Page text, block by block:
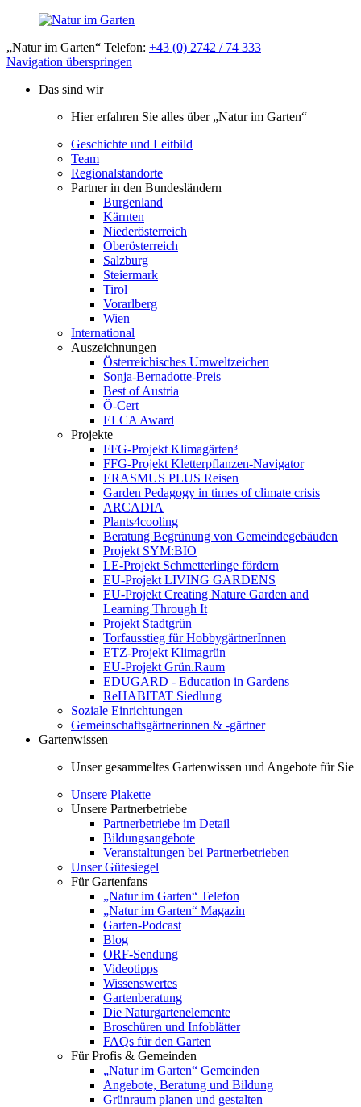
„Natur im Garten“ Telefon: +43 (0) 2742 / 74 333
Navigation überspringen
Das sind wir
Hier erfahren Sie alles über „Natur im Garten“
Geschichte und Leitbild
Team
Regionalstandorte
Partner in den Bundesländern
Burgenland
Kärnten
Niederösterreich
Oberösterreich
Salzburg
Steiermark
Tirol
Vorarlberg
Wien
International
Auszeichnungen
Österreichisches Umweltzeichen
Sonja-Bernadotte-Preis
Best of Austria
Ö-Cert
ELCA Award
Projekte
FFG-Projekt Klimagärten³
FFG-Projekt Kletterpflanzen-Navigator
ERASMUS PLUS Reisen
Garden Pedagogy in times of climate crisis
ARCADIA
Plants4cooling
Beratung Begrünung von Gemeindegebäuden
Projekt SYM:BIO
LE-Projekt Schmetterlinge fördern
EU-Projekt LIVING GARDENS
EU-Projekt Creating Nature Garden and
Learning Through It
Projekt Stadtgrün
Torfausstieg für HobbygärtnerInnen
ETZ-Projekt Klimagrün
EU-Projekt Grün.Raum
EDUGARD - Education in Gardens
ReHABITAT Siedlung
Soziale Einrichtungen
Gemeinschaftsgärtnerinnen & -gärtner
Gartenwissen
Unser gesammeltes Gartenwissen und Angebote für Sie
Unsere Plakette
Unsere Partnerbetriebe
Partnerbetriebe im Detail
Bildungsangebote
Veranstaltungen bei Partnerbetrieben
Unser Gütesiegel
Für Gartenfans
„Natur im Garten“ Telefon
„Natur im Garten“ Magazin
Garten-Podcast
Blog
ORF-Sendung
Videotipps
Wissenswertes
Gartenberatung
Die Naturgartenelemente
Broschüren und Infoblätter
FAQs für den Garten
Für Profis & Gemeinden
„Natur im Garten“ Gemeinden
Angebote, Beratung und Bildung
Grünraum planen und gestalten